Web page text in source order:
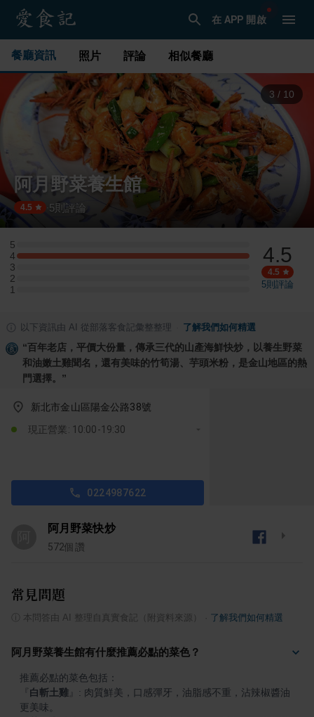
在 APP 開啟
餐廳資訊 照片 評論 相似餐廳
4 / 10
阿月野菜養生館
4.5 5 則評論
5
5 星：0 則評論
4
4 星：1 則評論
3
3 星：0 則評論
2
2 星：0 則評論
1
1 星：0 則評論
4.5
4.5
5則評論
以下資訊由 AI 從部落客食記彙整整理 了解我們如何精選
“百年老店，平價大份量，傳承三代的山產海鮮快炒，以養生野菜
和油嫩土雞聞名，還有美味的竹筍湯、芋頭米粉，是金山地區的熱
門選擇。 ”
新北市金山區陽金公路38號
現正營業: 10:00-19:30
0224987622
阿月野菜快炒
572個讚
常見問題
本問答由 AI 整理自真實食記（附資料來源） 了解我們如何精選
阿月野菜養生館有什麼推薦必點的菜色？
白斬土雞
: 肉質鮮美，口感彈牙，油脂感不重，沾辣椒醬油